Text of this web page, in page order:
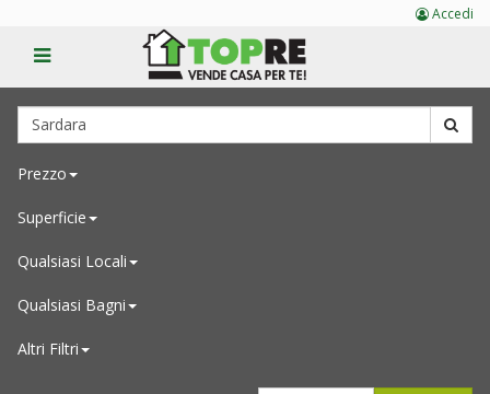
Prezzo
Superficie
Qualsiasi Locali
Qualsiasi Bagni
Altri Filtri
Accedi